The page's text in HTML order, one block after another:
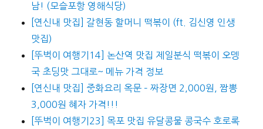
남! (모슬포항 영해식당)
[연신내 맛집] 갈현동 할머니 떡볶이 (ft. 김신영 인생
맛집)
[뚜벅이 여행기14] 논산역 맛집 제일분식 떡볶이 오뎅
국 초딩맛 그대로~ 메뉴 가격 정보
[연신내 맛집] 중화요리 옥문 – 짜장면 2,000원, 짬뽕
3,000원 혜자 가격!!!
[뚜벅이 여행기23] 목포 맛집 유달콩물 콩국수 호로록